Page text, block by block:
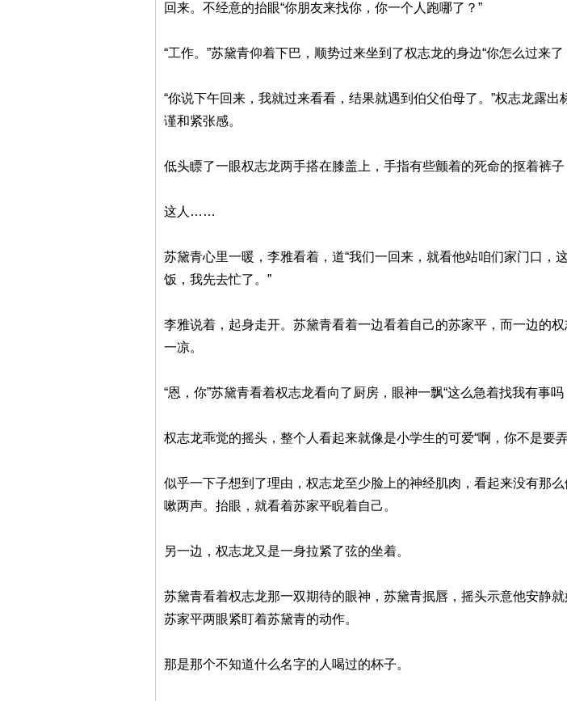
回来。不经意的抬眼“你朋友来找你，你一个人跑哪了？”
“工作。”苏黛青仰着下巴，顺势过来坐到了权志龙的身边“你怎么过来了
“你说下午回来，我就过来看看，结果就遇到伯父伯母了。”权志龙露
谨和紧张感。
低头瞟了一眼权志龙两手搭在膝盖上，手指有些颤着的死命的抠着裤子
这人……
苏黛青心里一暖，李雅看着，道“我们一回来，就看他站咱们家门口
饭，我先去忙了。”
李雅说着，起身走开。苏黛青看着一边看着自己的苏家平，而一边的
一凉。
“恩，你”苏黛青看着权志龙看向了厨房，眼神一飘“这么急着找我有事吗
权志龙乖觉的摇头，整个人看起来就像是小学生的可爱“啊，你不是要
似乎一下子想到了理由，权志龙至少脸上的神经肌肉，看起来没有那
嗽两声。抬眼，就看着苏家平睨着自己。
另一边，权志龙又是一身拉紧了弦的坐着。
苏黛青看着权志龙那一双期待的眼神，苏黛青抿唇，摇头示意他安静
苏家平两眼紧盯着苏黛青的动作。
那是那个不知道什么名字的人喝过的杯子。